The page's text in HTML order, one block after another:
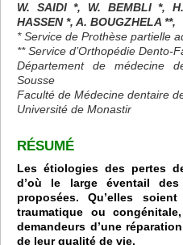
W. SAIDI *, W. BEMBLI *,
HASSEN *, A. BOUGZHELA **,
* Service de Prothèse partielle
** Service d’Orthopédie Dento-
Département de médecine
Sousse
Faculté de Médecine dentaire
Université de Monastir
RÉSUMÉ
Les étiologies des pertes
d’où le large éventail des
proposées. Qu’elles
traumatique ou
demandeurs d’une
de leur qualité de vie.